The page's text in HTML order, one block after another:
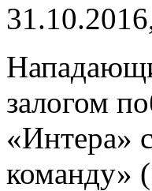
залогом
«Интера»
команду»